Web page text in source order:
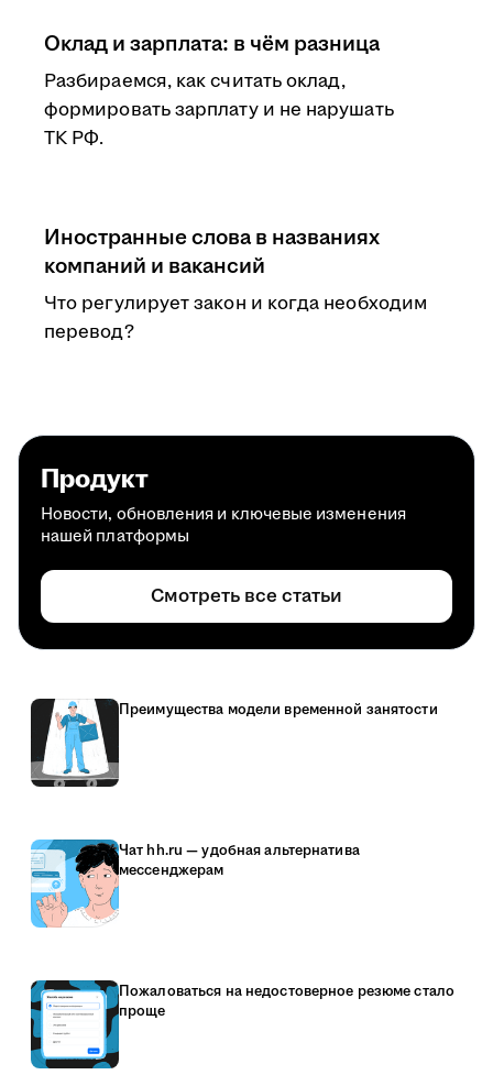
Оклад и зарплата: в чём разница
Разбираемся, как считать оклад,
формировать зарплату и не нарушать
ТК РФ.
Иностранные слова в названиях
компаний и вакансий
Что регулирует закон и когда необходим
перевод?
Продукт
Новости, обновления и ключевые изменения
нашей платформы
Смотреть все статьи
Преимущества модели временной занятости
Чат hh.ru — удобная альтернатива
мессенджерам
Пожаловаться на недостоверное резюме стало
проще